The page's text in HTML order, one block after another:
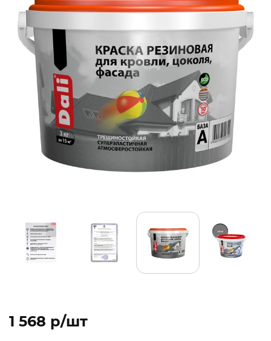
1 568 p/шт